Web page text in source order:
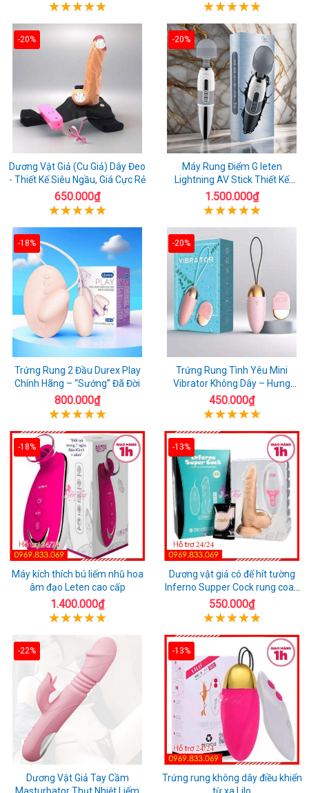
-20%
Dương Vật Giả (Cu Giả) Dây Đeo
- Thiết Kế Siêu Ngầu, Giá Cực Rẻ
650.000₫
-20%
Máy Rung Điểm G leten
Lightning AV Stick Thiết Kế
Thông Minh
1.500.000₫
-18%
Trứng Rung 2 Đầu Durex Play
Chính Hãng – “Sướng” Đã Đời
800.000₫
-20%
Trứng Rung Tình Yêu Mini
Vibrator Không Dây – Hưng
Phấn Mọi Nơi
450.000₫
-18%
Máy kích thích bú liếm nhũ hoa
âm đạo Leten cao cấp
1.400.000₫
-13%
Dương vật giả có đế hít tường
Inferno Supper Cock rung coay
7 chế độ
550.000₫
-22%
Dương Vật Giả Tay Cầm
Masturbator Thụt Nhiệt Liếm
-13%
Trứng rung không dây điều khiển
từ xa Lilo